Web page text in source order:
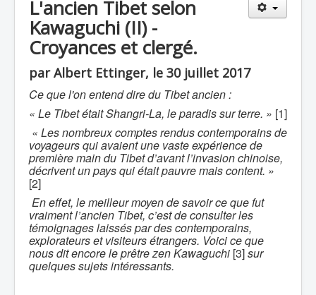
L'ancien Tibet selon
Kawaguchi (II) -
Croyances et clergé.
par Albert Ettinger, le 30 juillet 2017
Ce que l'on entend dire du Tibet ancien :
« Le Tibet était Shangri-La, le paradis sur terre. » [1]
« Les nombreux comptes rendus contemporains de
voyageurs qui avaient une vaste expérience de
première main du Tibet d’avant l’invasion chinoise,
décrivent un pays qui était pauvre mais content. »
[2]
En effet, le meilleur moyen de savoir ce que fut
vraiment l’ancien Tibet, c’est de consulter les
témoignages laissés par des contemporains,
explorateurs et visiteurs étrangers. Voici ce que
nous dit encore le prêtre zen Kawaguchi [3]sur
quelques sujets intéressants.